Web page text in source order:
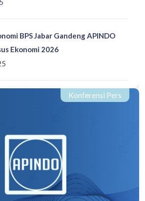
BPS Jabar Gandeng APINDO
Ekonomi 2026
Konferensi Pers